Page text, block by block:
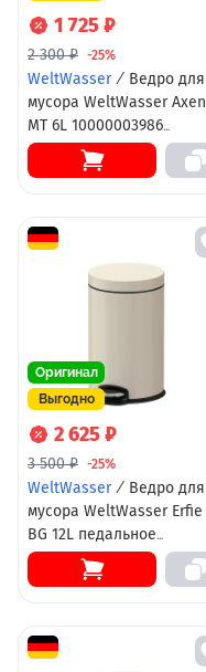
1 725 ₽
2 300 ₽ -25%
WeltWasser/ Ведро для
мусора WeltWasser Axen
MT 6L 10000003986
Матовая сталь
Оригинал
Выгодно
2 625 ₽
3 500 ₽ -25%
WeltWasser/ Ведро для
мусора WeltWasser Erfie
BG 12L педальное
10000000904 Бежевое